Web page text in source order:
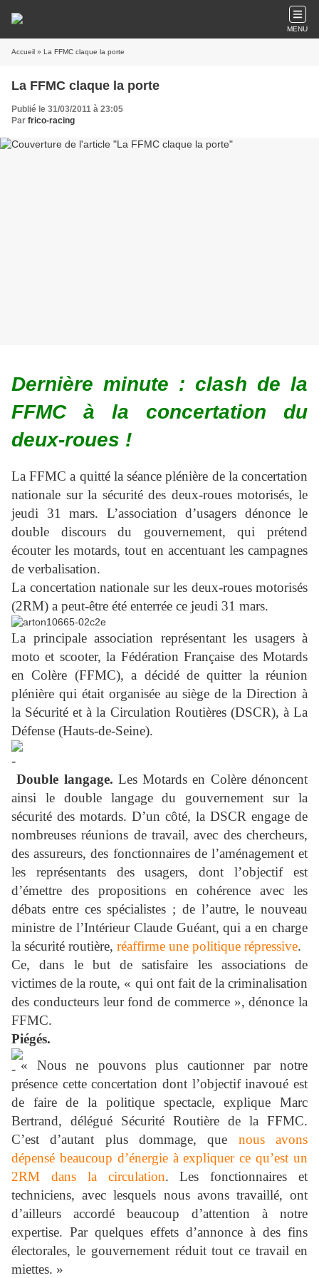
MENU
Accueil » La FFMC claque la porte
La FFMC claque la porte
Publié le 31/03/2011 à 23:05
Par frico-racing
Dernière minute : clash de la
FFMC à la concertation du
deux-roues !
La FFMC a quitté la séance plénière de la concertation
nationale sur la sécurité des deux-roues motorisés, le
jeudi 31 mars. L’association d’usagers dénonce le
double discours du gouvernement, qui prétend
écouter les motards, tout en accentuant les campagnes
de verbalisation.
La concertation nationale sur les deux-roues motorisés
(2RM) a peut-être été enterrée ce jeudi 31 mars.
La principale association représentant les usagers à
moto et scooter, la Fédération Française des Motards
en Colère (FFMC), a décidé de quitter la réunion
plénière qui était organisée au siège de la Direction à
la Sécurité et à la Circulation Routières (DSCR), à La
Défense (Hauts-de-Seine).
Double langage. Les Motards en Colère dénoncent
ainsi le double langage du gouvernement sur la
sécurité des motards. D’un côté, la DSCR engage de
nombreuses réunions de travail, avec des chercheurs,
des assureurs, des fonctionnaires de l’aménagement et
les représentants des usagers, dont l’objectif est
d’émettre des propositions en cohérence avec les
débats entre ces spécialistes ; de l’autre, le nouveau
ministre de l’Intérieur Claude Guéant, qui a en charge
la sécurité routière, réaffirme une politique répressive.
Ce, dans le but de satisfaire les associations de
victimes de la route, « qui ont fait de la criminalisation
des conducteurs leur fond de commerce », dénonce la
FFMC.
Piégés.
« Nous ne pouvons plus cautionner par notre
présence cette concertation dont l’objectif inavoué est
de faire de la politique spectacle, explique Marc
Bertrand, délégué Sécurité Routière de la FFMC.
C’est d’autant plus dommage, que nous avons
dépensé beaucoup d’énergie à expliquer ce qu’est un
2RM dans la circulation. Les fonctionnaires et
techniciens, avec lesquels nous avons travaillé, ont
d’ailleurs accordé beaucoup d’attention à notre
expertise. Par quelques effets d’annonce à des fins
électorales, le gouvernement réduit tout ce travail en
miettes. »